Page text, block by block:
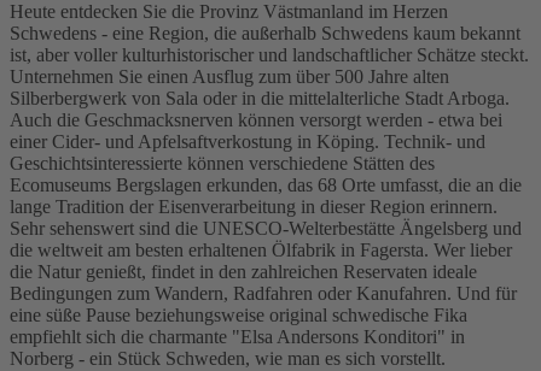
Heute entdecken Sie die Provinz Västmanland im Herzen
Schwedens - eine Region, die außerhalb Schwedens kaum bekannt
ist, aber voller kulturhistorischer und landschaftlicher Schätze steckt.
Unternehmen Sie einen Ausflug zum über 500 Jahre alten
Silberbergwerk von Sala oder in die mittelalterliche Stadt Arboga.
Auch die Geschmacksnerven können versorgt werden - etwa bei
einer Cider- und Apfelsaftverkostung in Köping. Technik- und
Geschichtsinteressierte können verschiedene Stätten des
Ecomuseums Bergslagen erkunden, das 68 Orte umfasst, die an die
lange Tradition der Eisenverarbeitung in dieser Region erinnern.
Sehr sehenswert sind die UNESCO-Welterbestätte Ängelsberg und
die weltweit am besten erhaltenen Ölfabrik in Fagersta. Wer lieber
die Natur genießt, findet in den zahlreichen Reservaten ideale
Bedingungen zum Wandern, Radfahren oder Kanufahren. Und für
eine süße Pause beziehungsweise original schwedische Fika
empfiehlt sich die charmante "Elsa Andersons Konditori" in
Norberg - ein Stück Schweden, wie man es sich vorstellt.